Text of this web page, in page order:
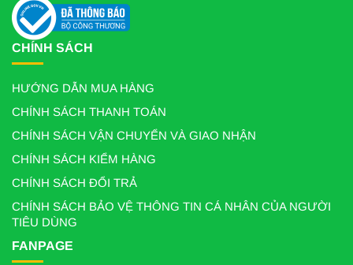
CHÍNH SÁCH
HƯỚNG DẪN MUA HÀNG
CHÍNH SÁCH THANH TOÁN
CHÍNH SÁCH VẬN CHUYỂN VÀ GIAO NHẬN
CHÍNH SÁCH KIỂM HÀNG
CHÍNH SÁCH ĐỔI TRẢ
CHÍNH SÁCH BẢO VỆ THÔNG TIN CÁ NHÂN CỦA NGƯỜI
TIÊU DÙNG
FANPAGE